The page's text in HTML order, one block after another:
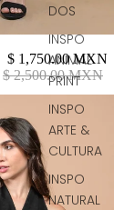
DOS
INSPO
ANIMAL
PRINT
INSPO
ARTE &
CULTURA
INSPO
NATURAL
$ 1,750.00 MXN
$ 2,500.00 MXN